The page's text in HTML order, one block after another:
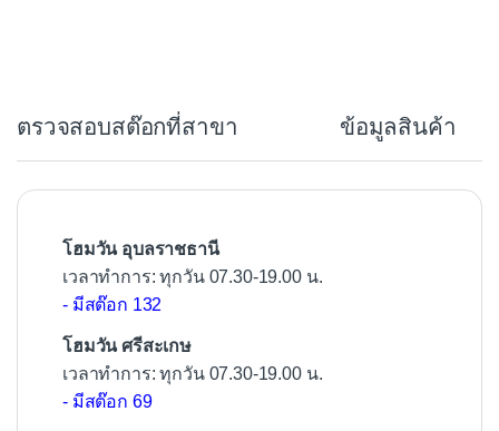
o
o
ตรวจสอบสต๊อกที่สาขา ข้อมูลสินค้า
โฮมวัน อุบลราชธานี
เวลาทำการ: ทุกวัน 07.30-19.00 น.
- มีสต๊อก 132
โฮมวัน ศรีสะเกษ
เวลาทำการ: ทุกวัน 07.30-19.00 น.
- มีสต๊อก 69